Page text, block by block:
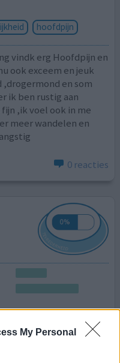
My Personal
hoofdpijn
vindk erg Hoofdpijn en
ook exceem en jeuk
en som
ik ben rustig aan
,ik voel ook in me
meer wandelen en
0 reacties
trillingen
eetlust